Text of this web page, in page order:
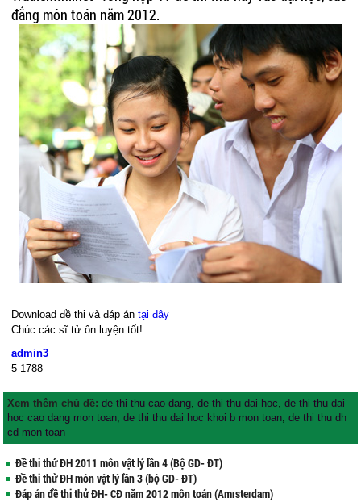
đẳng môn toán năm 2012.
Download đề thi và đáp ántại đây
Chúc các sĩ tử ôn luyện tốt!
admin3
5 1788
Xem thêm chủ đề:de thi thu cao dang,de thi thu dai hoc,de thi thu dai
hoc cao dang mon toan,de thi thu dai hoc khoi b mon toan,de thi thu dh
cd mon toan
Đề thi thử ĐH 2011 môn vật lý lần 4 (Bộ GD- ĐT)
Đề thi thử ĐH môn vật lý lần 3 (bộ GD- ĐT)
Đáp án đề thi thử ĐH- CĐ năm 2012 môn toán (Amrsterdam)